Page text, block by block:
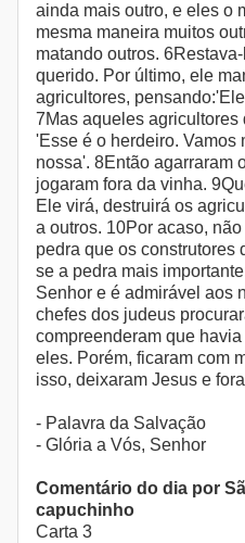
ainda mais outro, e eles o
mesma maneira muitos
matando outros.
querido. Por último, ele
agricultores,
7Mas aqueles agricultores
'Esse é o herdeiro. Vamos
nossa'. 8Então agarraram
jogaram fora da vinha.
Ele virá, destruirá os
a outros. 10Por acaso,
pedra que os construtores
se a pedra mais
Senhor e é admirável aos
chefes dos judeus
compreenderam que
eles. Porém, ficaram com
isso, deixaram Jesus e
- Palavra da Salvação
- Glória a Vós, Senhor
Comentário do dia por
capuchinho
Carta 3